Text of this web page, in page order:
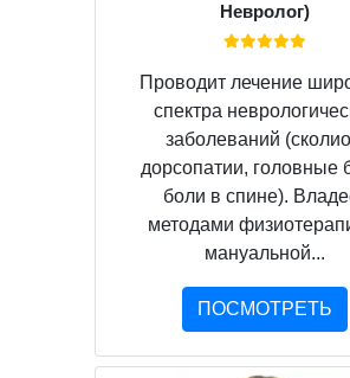
Невролог)
Проводит лечение
спектра
заболеваний
дорсопатии, головные
боли в спине).
методами
мануальной...
ПОСМОТРЕТЬ